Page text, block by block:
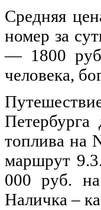
Средняя
номер за
— 1800
человека,
топлива на
маршрут
000 руб.
Наличка –